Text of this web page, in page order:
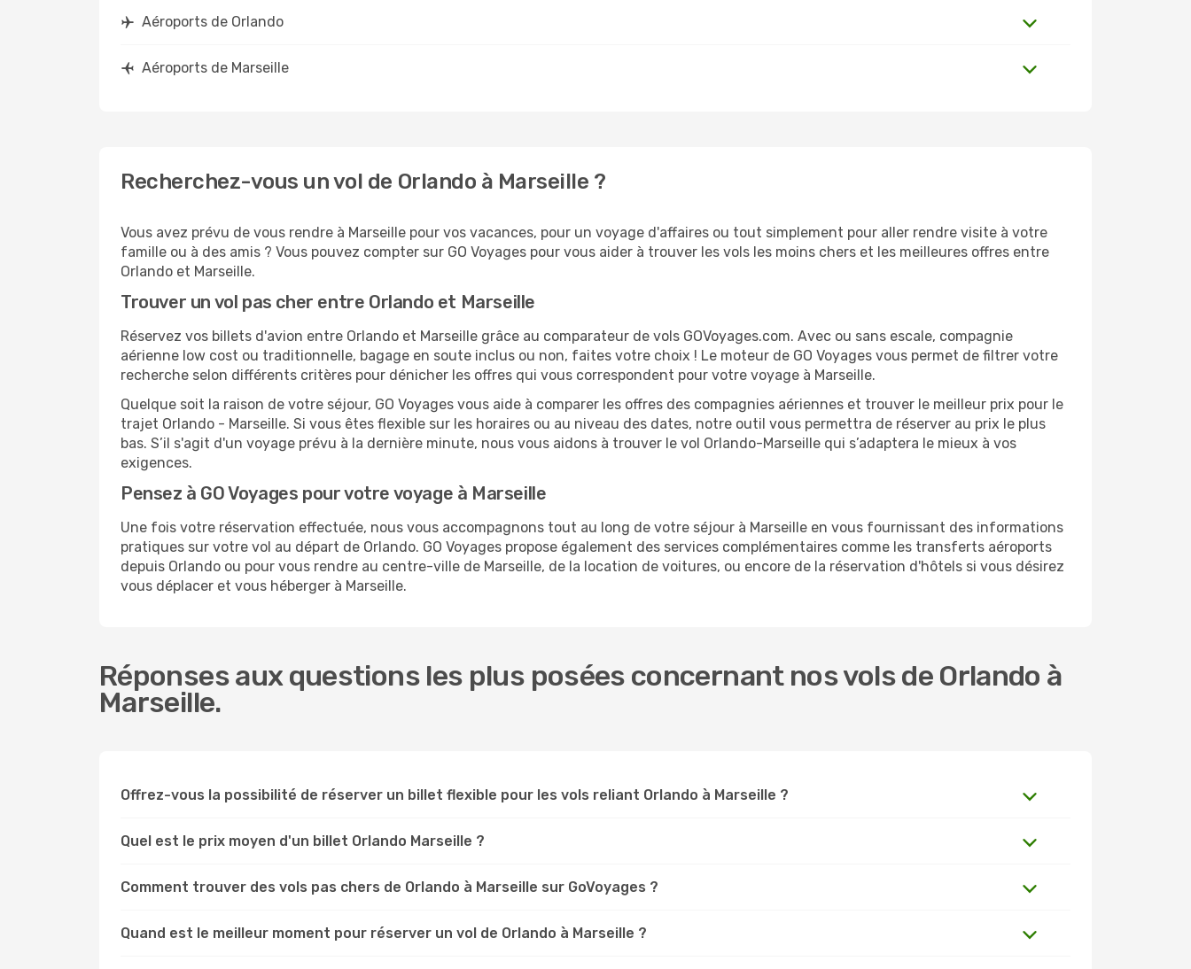
Aéroports de Orlando
Aéroports de Marseille
Recherchez-vous un vol de Orlando à Marseille ?
Vous avez prévu de vous rendre à Marseille pour vos vacances, pour un voyage d'affaires ou tout simplement pour aller rendre visite à votre
famille ou à des amis ? Vous pouvez compter sur GO Voyages pour vous aider à trouver les vols les moins chers et les meilleures offres entre
Orlando et Marseille.
Trouver un vol pas cher entre Orlando et Marseille
Réservez vos billets d'avion entre Orlando et Marseille grâce au comparateur de vols GOVoyages.com. Avec ou sans escale, compagnie
aérienne low cost ou traditionnelle, bagage en soute inclus ou non, faites votre choix ! Le moteur de GO Voyages vous permet de filtrer votre
recherche selon différents critères pour dénicher les offres qui vous correspondent pour votre voyage à Marseille.
Quelque soit la raison de votre séjour, GO Voyages vous aide à comparer les offres des compagnies aériennes et trouver le meilleur prix pour le
trajet Orlando - Marseille. Si vous êtes flexible sur les horaires ou au niveau des dates, notre outil vous permettra de réserver au prix le plus
bas. S’il s'agit d'un voyage prévu à la dernière minute, nous vous aidons à trouver le vol Orlando-Marseille qui s’adaptera le mieux à vos
exigences.
Pensez à GO Voyages pour votre voyage à Marseille
Une fois votre réservation effectuée, nous vous accompagnons tout au long de votre séjour à Marseille en vous fournissant des informations
pratiques sur votre vol au départ de Orlando. GO Voyages propose également des services complémentaires comme les transferts aéroports
depuis Orlando ou pour vous rendre au centre-ville de Marseille, de la location de voitures, ou encore de la réservation d'hôtels si vous désirez
vous déplacer et vous héberger à Marseille.
Réponses aux questions les plus posées concernant nos vols de Orlando à
Marseille.
Offrez-vous la possibilité de réserver un billet flexible pour les vols reliant Orlando à Marseille ?
Quel est le prix moyen d'un billet Orlando Marseille ?
Comment trouver des vols pas chers de Orlando à Marseille sur GoVoyages ?
Quand est le meilleur moment pour réserver un vol de Orlando à Marseille ?